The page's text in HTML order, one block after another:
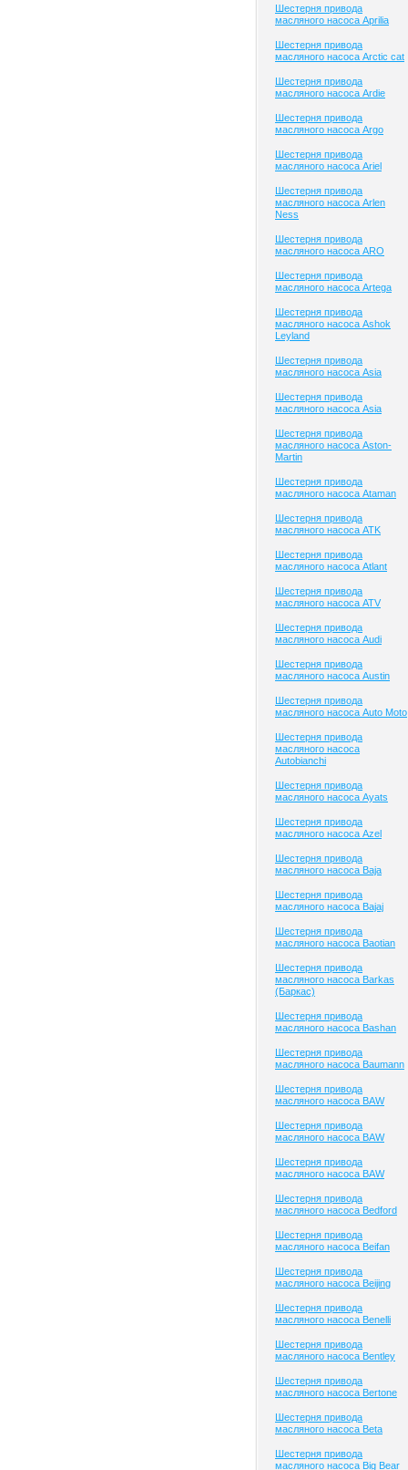
Шестерня привода
масляного насоса Aprilia
Шестерня привода
масляного насоса Arctic cat
Шестерня привода
масляного насоса Ardie
Шестерня привода
масляного насоса Argo
Шестерня привода
масляного насоса Ariel
Шестерня привода
масляного насоса Arlen
Ness
Шестерня привода
масляного насоса ARO
Шестерня привода
масляного насоса Artega
Шестерня привода
масляного насоса Ashok
Leyland
Шестерня привода
масляного насоса Asia
Шестерня привода
масляного насоса Asia
Шестерня привода
масляного насоса Aston-
Martin
Шестерня привода
масляного насоса Ataman
Шестерня привода
масляного насоса ATK
Шестерня привода
масляного насоса Atlant
Шестерня привода
масляного насоса ATV
Шестерня привода
масляного насоса Audi
Шестерня привода
масляного насоса Austin
Шестерня привода
масляного насоса Auto Moto
Шестерня привода
масляного насоса
Autobianchi
Шестерня привода
масляного насоса Ayats
Шестерня привода
масляного насоса Azel
Шестерня привода
масляного насоса Baja
Шестерня привода
масляного насоса Bajaj
Шестерня привода
масляного насоса Baotian
Шестерня привода
масляного насоса Barkas
(Баркас)
Шестерня привода
масляного насоса Bashan
Шестерня привода
масляного насоса Baumann
Шестерня привода
масляного насоса BAW
Шестерня привода
масляного насоса BAW
Шестерня привода
масляного насоса BAW
Шестерня привода
масляного насоса Bedford
Шестерня привода
масляного насоса Beifan
Шестерня привода
масляного насоса Beijing
Шестерня привода
масляного насоса Benelli
Шестерня привода
масляного насоса Bentley
Шестерня привода
масляного насоса Bertone
Шестерня привода
масляного насоса Beta
Шестерня привода
масляного насоса Big Bear